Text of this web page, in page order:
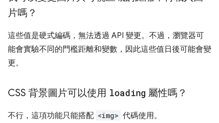
片嗎？
這些值是硬式編碼，無法透過 API 變更。不過，瀏覽器可
能會實驗不同的門檻距離和變數，因此這些值日後可能會變
更。
CSS 背景圖片可以使用 loading 屬性嗎？
不行，這項功能只能搭配 <img> 代碼使用。